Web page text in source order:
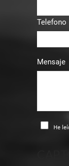
Telefono
Mensaje
He